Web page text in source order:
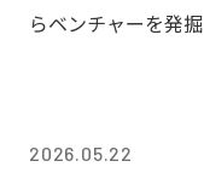
らベンチャーを発掘
2026.05.22